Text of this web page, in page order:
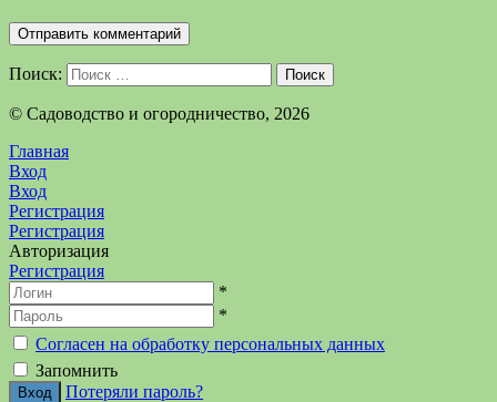
Поиск: Поиск
©️ Садоводство и огородничество, 2026
Главная
Вход
Вход
Регистрация
Регистрация
Авторизация
Регистрация
*
*
Согласен на обработку персональных данных
Запомнить
Потеряли пароль?